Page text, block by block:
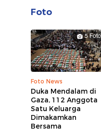
Foto
5 Foto
Foto News
Duka Mendalam di
Gaza, 112 Anggota
Satu Keluarga
Dimakamkan
Bersama